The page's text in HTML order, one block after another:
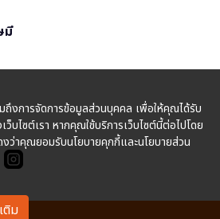
มี
ถึงการจัดการข้อมูลส่วนบุคคล เพื่อให้คุณได้รับ
บไซต์เรา หากคุณใช้บริการเว็บไซต์นี้ต่อไปโดย
ว่าคุณยอมรับนโยบายคุกกี้และนโยบายส่วน
ติม